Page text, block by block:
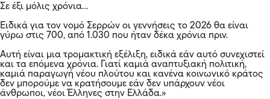
Σε έξι μόλις χρόνια…
Ειδικά για τον νομό Σερρών οι γεννήσεις το 2026 θα είναι
γύρω στις 700, από 1.030 που ήταν δέκα χρόνια πριν.
Αυτή είναι μια τρομακτική εξέλιξη, ειδικά εάν αυτό συνεχιστεί
και τα επόμενα χρόνια. Γιατί καμιά αναπτυξιακή πολιτική,
καμιά παραγωγή νέου πλούτου και κανένα κοινωνικό κράτος
δεν μπορούμε να κρατήσουμε εάν δεν υπάρχουν νέοι
άνθρωποι, νέοι Έλληνες στην Ελλάδα.»